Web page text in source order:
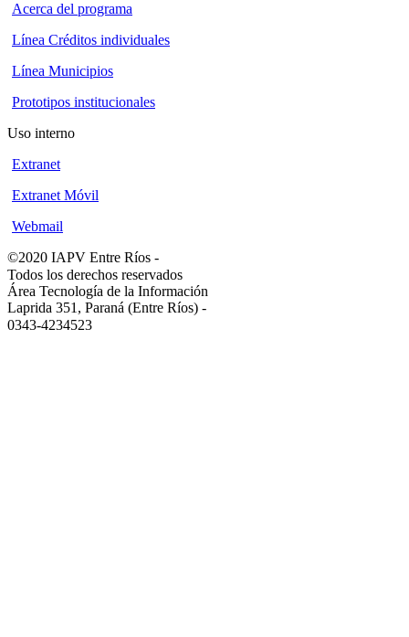
Acerca del programa
Línea Créditos individuales
Línea Municipios
Prototipos institucionales
Uso interno
Extranet
Extranet Móvil
Webmail
©2020 IAPV Entre Ríos -
Todos los derechos reservados
Área Tecnología de la Información
Laprida 351, Paraná (Entre Ríos) -
0343-4234523